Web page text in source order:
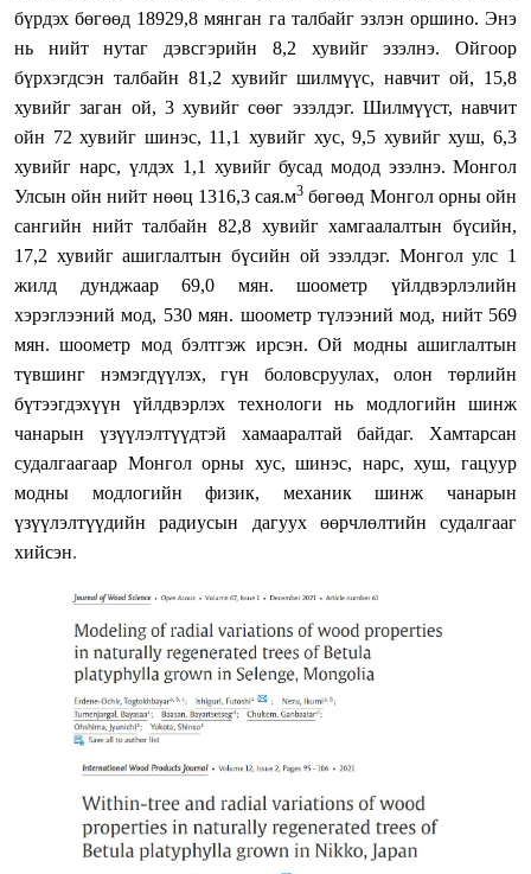
бүрдэх бөгөөд 18929,8 мянган га талбайг эзлэн оршино. Энэ
нь нийт нутаг дэвсгэрийн 8,2 хувийг эзэлнэ. Ойгоор
бүрхэгдсэн талбайн 81,2 хувийг шилмүүс, навчит ой, 15,8
хувийг заган ой, 3 хувийг сөөг эзэлдэг. Шилмүүст, навчит
ойн 72 хувийг шинэс, 11,1 хувийг хус, 9,5 хувийг хуш, 6,3
хувийг нарс, үлдэх 1,1 хувийг бусад модод эзэлнэ. Монгол
Улсын ойн нийт нөөц 1316,3 сая.м3 бөгөөд Монгол орны ойн
сангийн нийт талбайн 82,8 хувийг хамгаалалтын бүсийн,
17,2 хувийг ашиглалтын бүсийн ой эзэлдэг. Монгол улс 1
жилд дунджаар 69,0 мян. шоометр үйлдвэрлэлийн
хэрэглээний мод, 530 мян. шоометр түлээний мод, нийт 569
мян. шоометр мод бэлтгэж ирсэн.Ой модны ашиглалтын
түвшинг нэмэгдүүлэх, гүн боловсруулах, олон төрлийн
бүтээгдэхүүн үйлдвэрлэх технологи нь модлогийн шинж
чанарын үзүүлэлтүүдтэй хамааралтай байдаг. Хамтарсан
судалгаагаар Монгол орны хус, шинэс, нарс, хуш, гацуур
модны модлогийн физик, механик шинж чанарын
үзүүлэлтүүдийн радиусын дагуух өөрчлөлтийн судалгааг
хийсэн.